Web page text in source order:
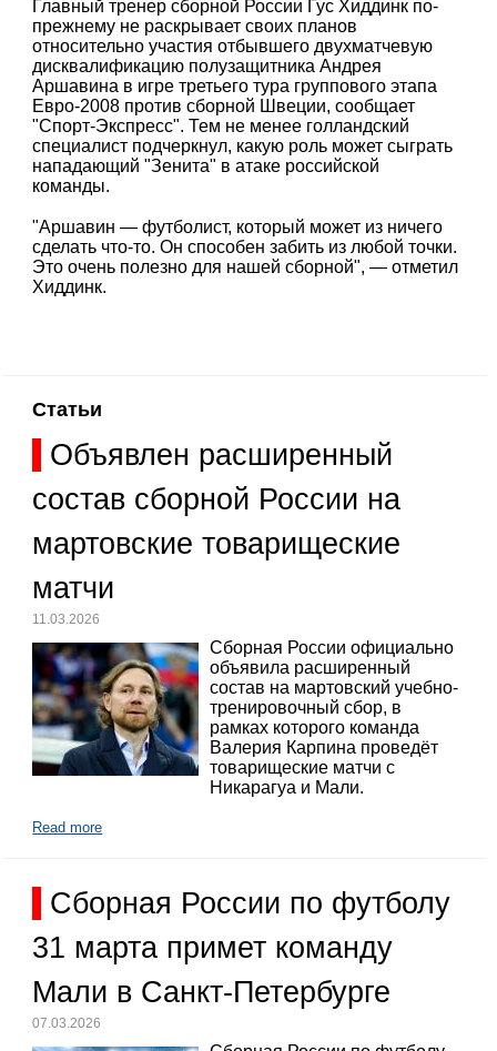
Главный тренер сборной России Гус Хиддинк по-
прежнему не раскрывает своих планов
относительно участия отбывшего двухматчевую
дисквалификацию полузащитника Андрея
Аршавина в игре третьего тура группового этапа
Евро-2008 против сборной Швеции, сообщает
"Спорт-Экспресс". Тем не менее голландский
специалист подчеркнул, какую роль может сыграть
нападающий "Зенита" в атаке российской
команды.
"Аршавин — футболист, который может из ничего
сделать что-то. Он способен забить из любой точки.
Это очень полезно для нашей сборной", — отметил
Хиддинк.
Статьи
Объявлен расширенный
состав сборной России на
мартовские товарищеские
матчи
11.03.2026
Сборная России официально
объявила расширенный
состав на мартовский учебно-
тренировочный сбор, в
рамках которого команда
Валерия Карпина проведёт
товарищеские матчи с
Никарагуа и Мали.
Read more
Сборная России по футболу
31 марта примет команду
Мали в Санкт-Петербурге
07.03.2026